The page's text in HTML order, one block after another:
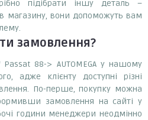
підібрати іншу деталь –
магазину, вони допоможуть вам
замовлення?
Passat 88-> AUTOMEGA у нашому
адже клієнту доступні різні
По-перше, покупку можна
замовлення на сайті у
години менеджери неодмінно